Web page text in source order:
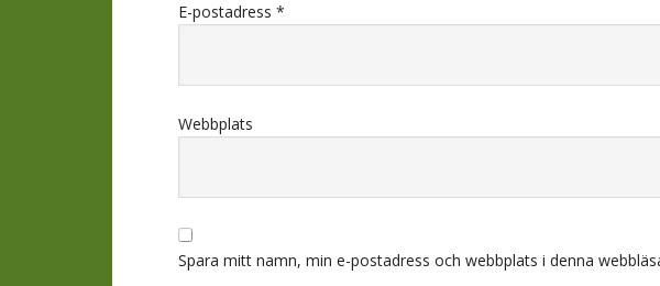
E-postadress *
Webbplats
Spara mitt namn, min e-postadress och webbplats i denna